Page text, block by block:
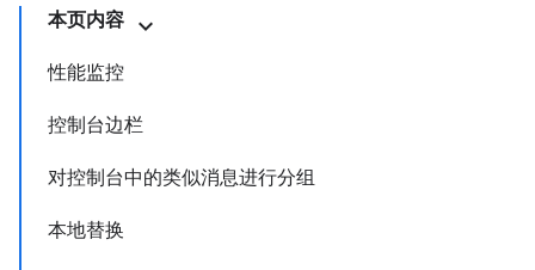
本页内容
性能监控
控制台边栏
对控制台中的类似消息进行分组
本地替换